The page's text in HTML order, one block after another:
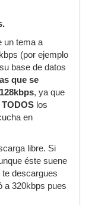
un tema a
(por ejemplo
base de datos
que se
, ya que
TODOS los
en
libre. Si
éste suene
descargues
a 320kbps pues